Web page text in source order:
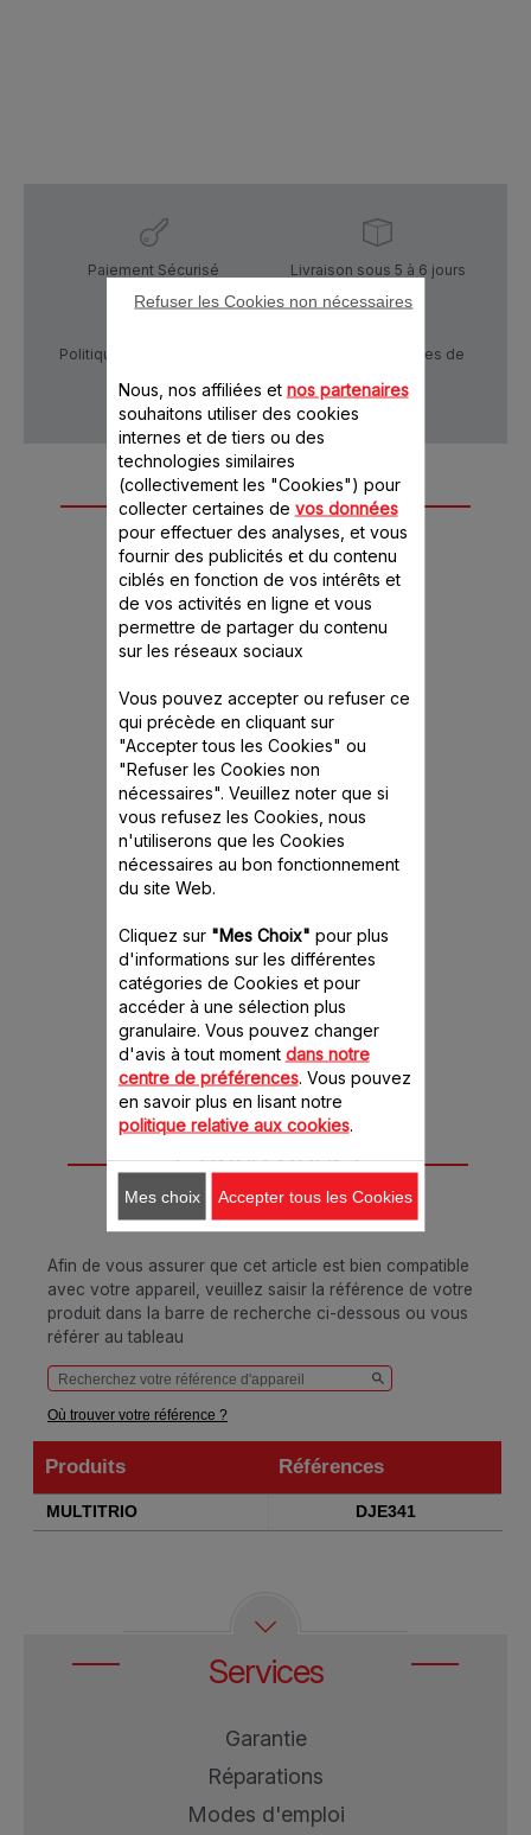
Paiement Sécurisé Livraison sous 5 à 6 jours
Politique de confidentialité
Conditions générales de
Autre(s) accessoire(s)
recommandé(s)
Bol gradué SS-
989773
Idéal pour mesurer et
verser facilement les
préparations
10.10 CHF
Ajouter au panier
Conçu pour 1
produit(s)
Afin de vous assurer que cet article est bien compatible
avec votre appareil, veuillez saisir la référence de votre
produit dans la barre de recherche ci-dessous ou vous
référer au tableau
Où trouver votre référence ?
Produits
Références
Produits
Références
MULTITRIO DJE341
Services
Garantie
Réparations
Modes d'emploi
Nous, nos affiliées et nos partenaires
souhaitons utiliser des cookies
internes et de tiers ou des
technologies similaires
(collectivement les "Cookies") pour
collecter certaines de vos données
pour effectuer des analyses, et vous
fournir des publicités et du contenu
ciblés en fonction de vos intérêts et
de vos activités en ligne et vous
permettre de partager du contenu
sur les réseaux sociaux
Vous pouvez accepter ou refuser ce
qui précède en cliquant sur
"Accepter tous les Cookies" ou
"Refuser les Cookies non
nécessaires". Veuillez noter que si
vous refusez les Cookies, nous
n'utiliserons que les Cookies
nécessaires au bon fonctionnement
du site Web.
Cliquez sur "Mes Choix" pour plus
d'informations sur les différentes
catégories de Cookies et pour
accéder à une sélection plus
granulaire. Vous pouvez changer
d'avis à tout moment dans notre
centre de préférences. Vous pouvez
en savoir plus en lisant notre
politique relative aux cookies.
Refuser les Cookies non nécessaires
Mes choix Accepter tous les Cookies